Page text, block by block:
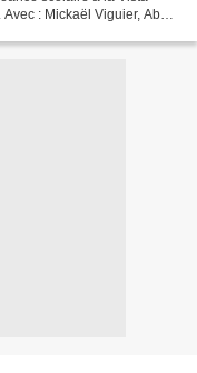
: Mickaël Viguier, Abel